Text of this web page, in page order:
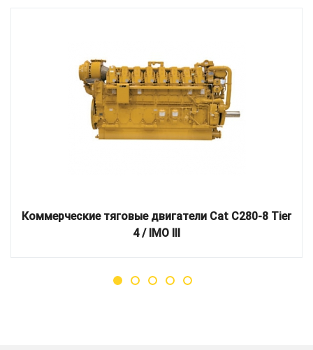
Коммерческие тяговые двигатели Cat C280-8 Tier
4 / IMO III